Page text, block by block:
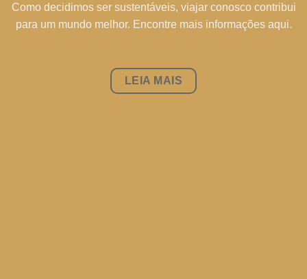
Como decidimos ser sustentáveis, viajar conosco contribui
para um mundo melhor. Encontre mais informações aqui.
LEIA MAIS